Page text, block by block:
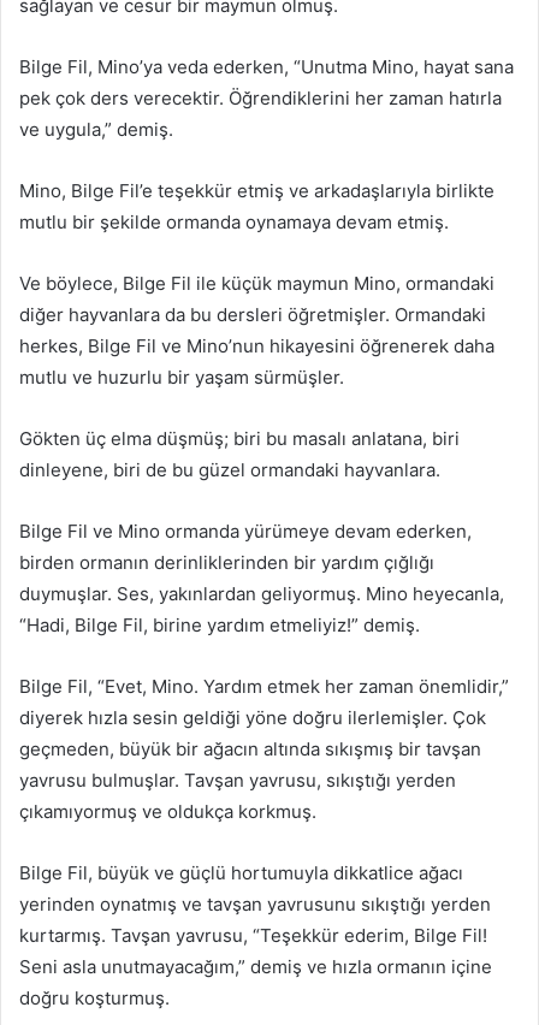
sağlayan ve cesur bir maymun olmuş.
Bilge Fil, Mino’ya veda ederken, “Unutma Mino, hayat sana
pek çok ders verecektir. Öğrendiklerini her zaman hatırla
ve uygula,” demiş.
Mino, Bilge Fil’e teşekkür etmiş ve arkadaşlarıyla birlikte
mutlu bir şekilde ormanda oynamaya devam etmiş.
Ve böylece, Bilge Fil ile küçük maymun Mino, ormandaki
diğer hayvanlara da bu dersleri öğretmişler. Ormandaki
herkes, Bilge Fil ve Mino’nun hikayesini öğrenerek daha
mutlu ve huzurlu bir yaşam sürmüşler.
Gökten üç elma düşmüş; biri bu masalı anlatana, biri
dinleyene, biri de bu güzel ormandaki hayvanlara.
Bilge Fil ve Mino ormanda yürümeye devam ederken,
birden ormanın derinliklerinden bir yardım çığlığı
duymuşlar. Ses, yakınlardan geliyormuş. Mino heyecanla,
“Hadi, Bilge Fil, birine yardım etmeliyiz!” demiş.
Bilge Fil, “Evet, Mino. Yardım etmek her zaman önemlidir,”
diyerek hızla sesin geldiği yöne doğru ilerlemişler. Çok
geçmeden, büyük bir ağacın altında sıkışmış bir tavşan
yavrusu bulmuşlar. Tavşan yavrusu, sıkıştığı yerden
çıkamıyormuş ve oldukça korkmuş.
Bilge Fil, büyük ve güçlü hortumuyla dikkatlice ağacı
yerinden oynatmış ve tavşan yavrusunu sıkıştığı yerden
kurtarmış. Tavşan yavrusu, “Teşekkür ederim, Bilge Fil!
Seni asla unutmayacağım,” demiş ve hızla ormanın içine
doğru koşturmuş.